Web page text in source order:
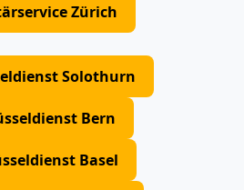
Zürich
Solothurn
Bern
Basel